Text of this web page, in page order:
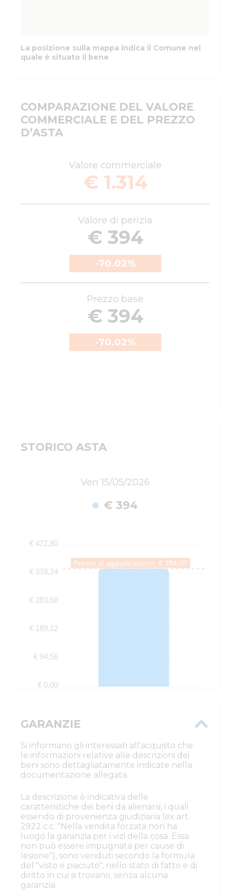
La posizione sulla mappa indica il Comune nel
quale è situato il bene
COMPARAZIONE DEL VALORE
COMMERCIALE E DEL PREZZO
D’ASTA
Valore commerciale
€ 1.314
Valore di perizia
€ 394
-70.02%
Prezzo base
€ 394
-70.02%
STORICO ASTA
Ven 15/05/2026
€ 394
Prezzo di aggiudicazione: € 394,00
€ 472,80
€ 378,24
€ 283,68
€ 189,12
€ 94,56
€ 0,00
GARANZIE
Si informano gli interessati all'acquisto che
le informazioni relative alle descrizioni dei
beni sono dettagliatamente indicate nella
documentazione allegata.
La descrizione è indicativa delle
caratteristiche dei beni da alienarsi, i quali
essendo di provenienza giudiziaria (ex art.
2922 c.c. "Nella vendita forzata non ha
luogo la garanzia per i vizi della cosa. Essa
non può essere impugnata per cause di
lesione"), sono venduti secondo la formula
del "visto e piaciuto", nello stato di fatto e di
diritto in cui si trovano, senza alcuna
garanzia.